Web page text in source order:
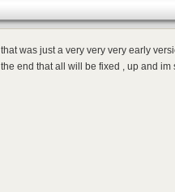
that was just a very very very early
the end that all will be fixed , up and